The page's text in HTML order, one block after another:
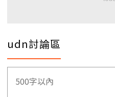
udn討論區